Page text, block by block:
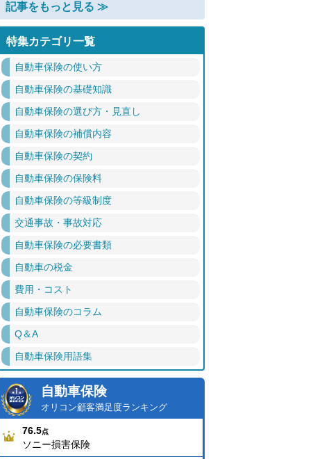
記事をもっと見る ≫
特集カテゴリ一覧
自動車保険の使い方
自動車保険の基礎知識
自動車保険の選び方・見直し
自動車保険の補償内容
自動車保険の契約
自動車保険の保険料
自動車保険の等級制度
交通事故・事故対応
自動車保険の必要書類
自動車の税金
費用・コスト
自動車保険のコラム
Q＆A
自動車保険用語集
自動車保険
オリコン顧客満足度ランキング
76.5点
ソニー損害保険